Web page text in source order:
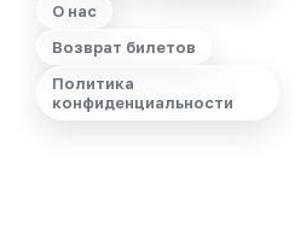
О нас
Возврат билетов
Политика
конфиденциальности